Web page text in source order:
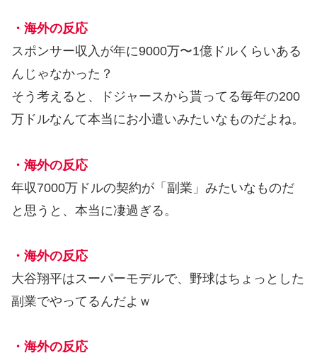
・海外の反応
スポンサー収入が年に9000万〜1億ドルくらいある
んじゃなかった？
そう考えると、ドジャースから貰ってる毎年の200
万ドルなんて本当にお小遣いみたいなものだよね。
・海外の反応
年収7000万ドルの契約が「副業」みたいなものだ
と思うと、本当に凄過ぎる。
・海外の反応
大谷翔平はスーパーモデルで、野球はちょっとした
副業でやってるんだよｗ
・海外の反応